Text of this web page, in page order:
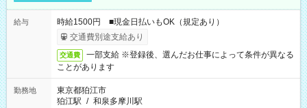
給与
時給1500円 ■現金日払いもOK（規定あり）
交通費別途支給あり
交通費
一部支給 ※登録後、選んだお仕事によって条件が異なる
ことがあります
勤務地
東京都狛江市
狛江駅 / 和泉多摩川駅